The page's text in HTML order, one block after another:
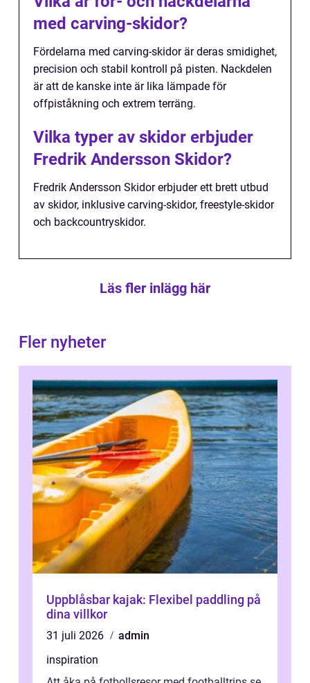
med carving-skidor?
Fördelarna med carving-skidor är deras smidighet,
precision och stabil kontroll på pisten. Nackdelen
är att de kanske inte är lika lämpade för
offpiståkning och extrem terräng.
Vilka typer av skidor erbjuder
Fredrik Andersson Skidor?
Fredrik Andersson Skidor erbjuder ett brett utbud
av skidor, inklusive carving-skidor, freestyle-skidor
och backcountryskidor.
Läs fler inlägg här
Fler nyheter
Uppblåsbar kajak: Flexibel paddling på
dina villkor
31 juli 2026
admin
inspiration